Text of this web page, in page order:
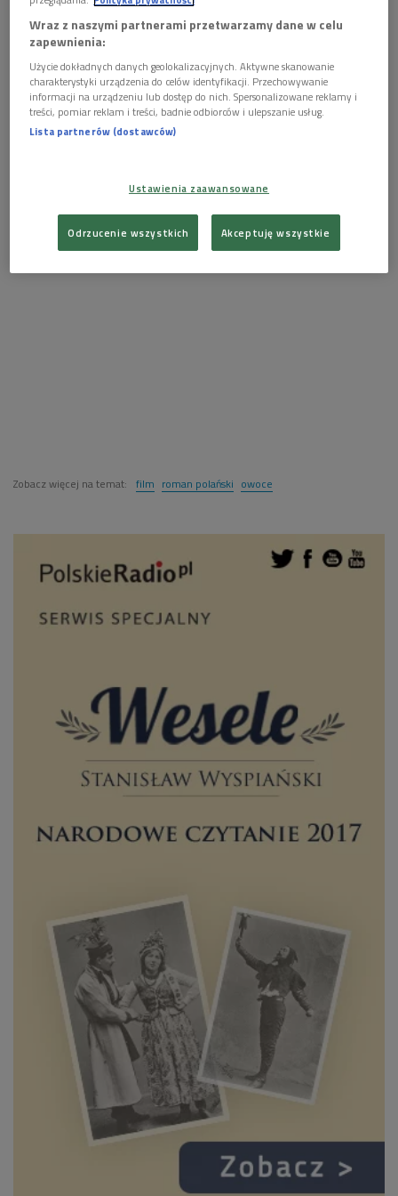
którym nie chciałam uczestniczyć”. - Słowa te są klamrą, spinającą cały
film- uważa Bartosz Bucheld.
Film od 13 listopada gości na ekranach polskich kin.
Zobacz więcej na temat: film roman polański owoce
Wraz z naszymi partnerami przetwarzamy dane w celu
zapewnienia:
Użycie dokładnych danych geolokalizacyjnych. Aktywne skanowanie
charakterystyki urządzenia do celów identyfikacji. Przechowywanie
informacji na urządzeniu lub dostęp do nich. Spersonalizowane reklamy i
treści, pomiar reklam i treści, badnie odbiorców i ulepszanie usług.
Lista partnerów (dostawców)
Ustawienia zaawansowane
Odrzucenie wszystkich Akceptuję wszystkie